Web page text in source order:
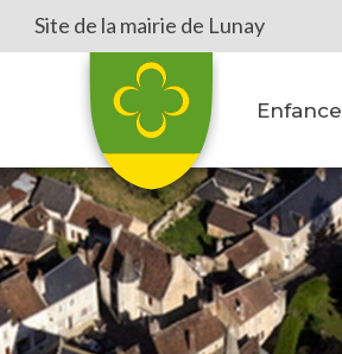
Site de la mairie de Lunay
Enfance